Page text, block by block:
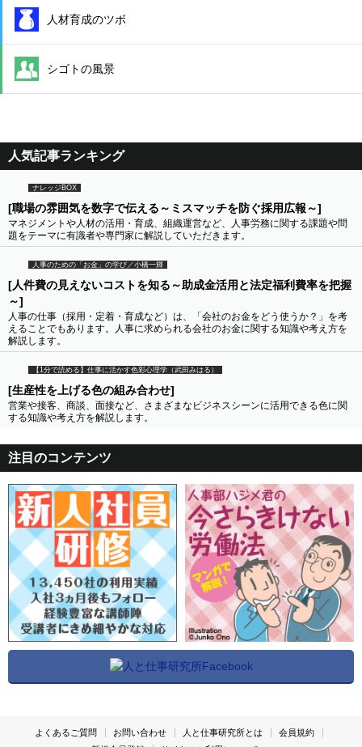
人材育成のツボ
シゴトの風景
人気記事ランキング
ナレッジBOX
[職場の雰囲気を数字で伝える～ミスマッチを防ぐ採用広報～]
マネジメントや人材の活用・育成、組織運営など、人事労務に関する課題や問
題をテーマに有識者や専門家に解説していただきます。
人事のための「お金」の学び／小橋一輝
[人件費の見えないコストを知る～助成金活用と法定福利費率を把握
～]
人事の仕事（採用・定着・育成など）は、「会社のお金をどう使うか？」を考
えることでもあります。人事に求められる会社のお金に関する知識や考え方を
解説します。
【1分で読める】仕事に活かす色彩心理学（武田みはる）
[生産性を上げる色の組み合わせ]
営業や接客、商談、面接など、さまざまなビジネスシーンに活用できる色に関
する知識や考え方を解説します。
注目のコンテンツ
よくあるご質問 お問い合わせ 人と仕事研究所とは
会員規約